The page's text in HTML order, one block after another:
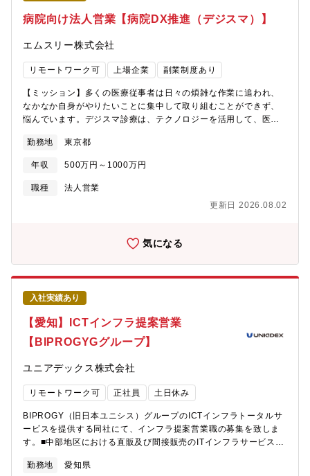
い当事者意識とリーダーシップをお持ちの方をお待ちしていま
病院向け法人営業【病院DX推進（デジスマ）】
エムスリー株式会社
リモートワーク可 上場企業 副業制度あり
【ミッション】多くの医療従事者は日々の煩雑な作業に追われ、
なかなか自身がやりたいことに集中して取り組むことができず、
悩んでいます。デジスマ診療は、テクノロジーを活用して、医療
療支援システムとして提供しています。医療現場のDX実現に向
け、様々なサービスの開発・グロースを併行して進めており、一
人でも多くの方が健康に長生きする社会の実現に貢献していきた
いという想いで、事業を展開しています。また、2024年からは病
改革にも取り組み始めています。開始して半年程度で、日本トッ
でおり、病院におけるDX改革支援のニーズは非常に強いと手ごた
えを感じています。例えば、大病院における診療前後の患者待ち
時間は、非常に長いですが、この待ち時間は長年に渡り解決され
ていません。このような課題は枚挙にいとまがありませんが、病
院における組織構造の複雑さや、予算の制約、人的リソースの希
薄さが絡まり、病院単独での解決は極めて困難な状況です。今回
のポジション病院向け法人営業では、顧客の状況・問題・課題を
正しく把握し、顧客に解決に向けた示唆と当事者意識を与え、正
しいソリューションを提案できる事が求められ、非常にハイレベ
ズのため、顧客折衝だけでなく、マーケティングチームと連携し
たリード創出、提案（運用）内容開発、受注後引き渡し時におけ
るオンボーディングチームとの連携、顧客フィードバックを製品
きる環境があります。【具体的な業務内容】■病院DXを推進する
ため、デジスマ診療を病院経営層へ提案する■マーケティングチー
ムと連携し、様々なアプローチで面談を創出する■顧客との商談を
通じ、提案内容、商品開発の改善PDCAを回す■顧客への中長期的
勤務地 東京都
年収 500万円～1000万円
職種
法人営業
更新日 2026.08.02
気になる
入社実績あり
【愛知】ICTインフラ提案営業
【BIPROGYGグループ】
ユニアデックス株式会社
リモートワーク可 正社員 土日休み
BIPROGY（旧日本ユニシス）グループのICTインフラトータルサ
ービスを提供する同社にて、インフラ提案営業職の募集を致しま
す。■中部地区における直販及び間接販売のITインフラサービス営
中堅企業、また自治体・学校・病院などの公共機関に対し、顧客
勤務地 愛知県